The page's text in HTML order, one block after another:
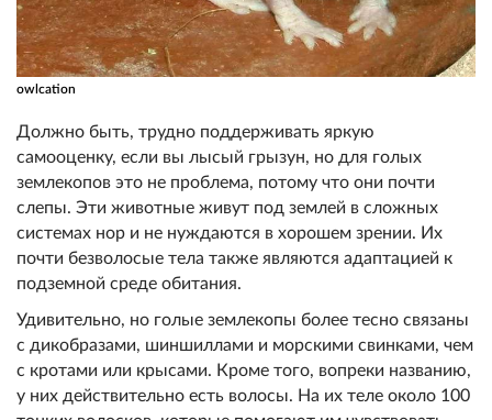
owlcation
Должно быть, трудно поддерживать яркую
самооценку, если вы лысый грызун, но для голых
землекопов это не проблема, потому что они почти
слепы. Эти животные живут под землей в сложных
системах нор и не нуждаются в хорошем зрении. Их
почти безволосые тела также являются адаптацией к
подземной среде обитания.
Удивительно, но голые землекопы более тесно связаны
с дикобразами, шиншиллами и морскими свинками, чем
с кротами или крысами. Кроме того, вопреки названию,
у них действительно есть волосы. На их теле около 100